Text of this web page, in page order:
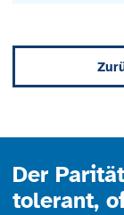
Der
tolerant,